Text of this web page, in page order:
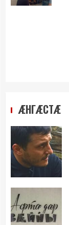
ÆНГÆСТÆ